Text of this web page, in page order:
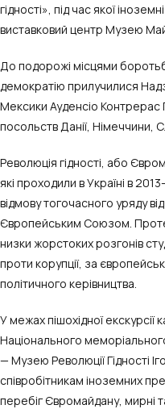
гідності», під час якої
виставковий центр Музею
До подорожі місцями
демократію прилучилися
Мексики Ауденсіо Контрерас
посольств Данії, Німеччини,
Революція гідності, або
які проходили в Україні в
відмову тогочасного уряду
Європейським Союзом.
низки жорстоких розгонів
проти корупції, за
політичного керівництва.
У межах пішохідної
Національного
— Музею Революції Гідності
співробітникам іноземних
перебіг Євромайдану, мирні